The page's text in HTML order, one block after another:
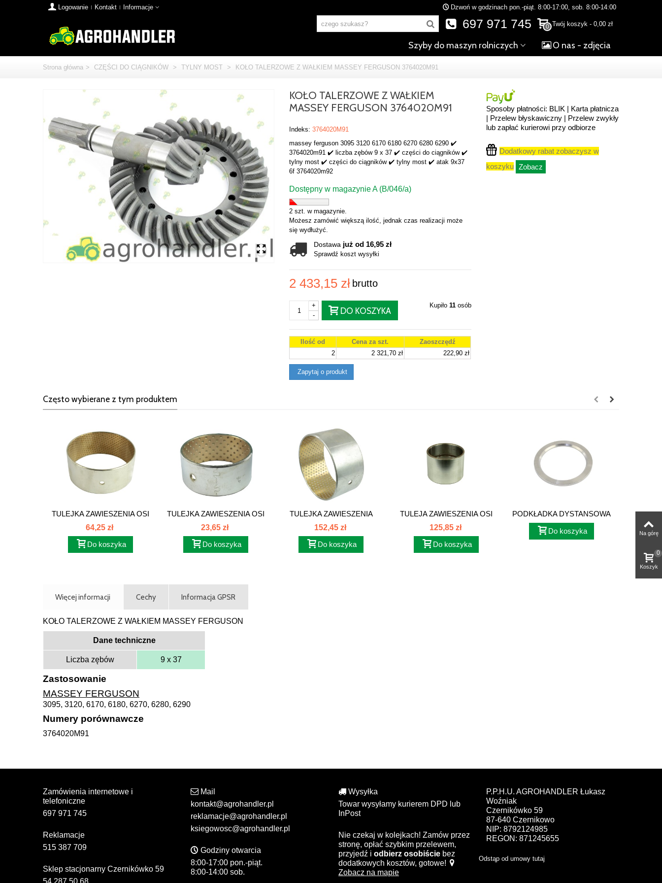
Logowanie Kontakt Informacje Dzwoń w godzinach pon.-piąt. 8:00-17:00, sob. 8:00-14:00
0 Twój koszyk - 0,00 zł
697 971 745
Szyby do maszyn rolniczych O nas - zdjęcia
Strona główna > CZĘŚCI DO CIĄGNIKÓW > TYLNY MOST > KOŁO TALERZOWE Z WAŁKIEM MASSEY FERGUSON 3764020M91
KOŁO TALERZOWE Z WAŁKIEM
MASSEY FERGUSON 3764020M91
Indeks: 3764020M91
massey ferguson 3095 3120 6170 6180 6270 6280 6290 ✔️
3764020m91 ✔️ liczba zębów 9 x 37 ✔️ części do ciągników ✔️
tylny most ✔️ części do ciągników ✔️ tylny most ✔️ atak 9x37
6f 3764020m92
Dostępny w magazynie A (B/046/a)
2 szt. w magazynie.
Możesz zamówić większą ilość, jednak czas realizacji może
się wydłużyć.
Dostawa już od 16,95 zł
Sprawdź koszt wysyłki
2 433,15 zł brutto
-
+
DO KOSZYKA
Kupiło 11osób
Ilość od Cena za szt.
Zaoszczędź
2
2 321,70 zł 222,90 zł
Zapytaj o produkt
Sposoby płatności: BLIK | Karta płatnicza
| Przelew błyskawiczny | Przelew zwykły
lub zapłać kurierowi przy odbiorze
Dodatkowy rabat zobaczysz w
koszyku Zobacz
Często wybierane z tym produktem
TULEJKA ZAWIESZENIA OSI
3712072M1
64,25 zł
Do koszyka
TULEJKA ZAWIESZENIA OSI
80x86x40...
23,65 zł
Do koszyka
TULEJKA ZAWIESZENIA
OSI...
152,45 zł
Do koszyka
TULEJA ZAWIESZENIA OSI
MASSEY...
125,85 zł
Do koszyka
PODKŁADKA DYSTANSOWA
OSI...
Do koszyka
Więcej informacji Cechy Informacja GPSR
KOŁO TALERZOWE Z WAŁKIEM MASSEY FERGUSON
Dane techniczne
Liczba zębów 9 x 37
Zastosowanie
MASSEY FERGUSON
3095, 3120, 6170, 6180, 6270, 6280, 6290
Numery porównawcze
3764020M91
Zamówienia internetowe i
telefoniczne
697 971 745
Reklamacje
515 387 709
Sklep stacjonarny Czernikówko 59
Mail
kontakt@agrohandler.pl
reklamacje@agrohandler.pl
ksiegowosc@agrohandler.pl
Godziny otwarcia
8:00-17:00 pon.-piąt.
8:00-14:00 sob.
Wysyłka
Towar wysyłamy kurierem DPD lub
InPost
Nie czekaj w kolejkach! Zamów przez
stronę, opłać szybkim przelewem,
przyjedź i odbierz osobiście bez
dodatkowych kosztów, gotowe!
Zobacz na mapie
P.P.H.U. AGROHANDLER Łukasz
Woźniak
Czernikówko 59
87-640 Czernikowo
NIP: 8792124985
REGON: 871245655
Odstąp od umowy tutaj
Na górę
Koszyk
0